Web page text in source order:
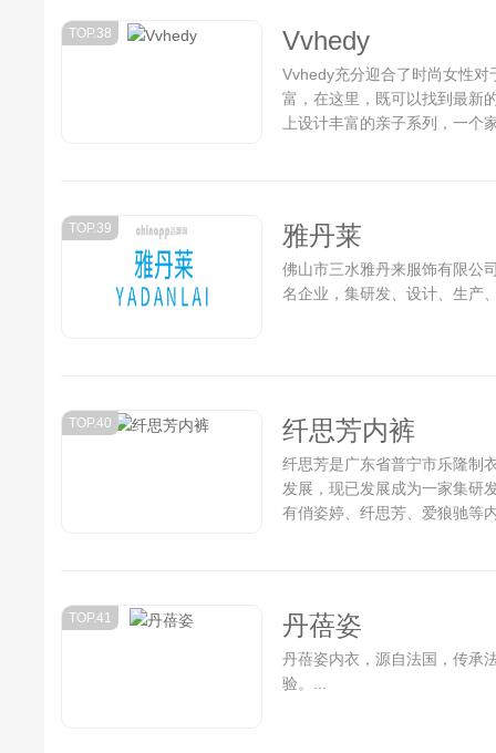
TOP.38 Vvhedy
Vvhedy充分迎合了时尚女性
富，在这里，既可以找到最新
上设计丰富的亲子系列，一个
TOP.39 雅丹莱
佛山市三水雅丹来服饰有限公
名企业，集研发、设计、生产
TOP.40 纤思芳内裤
纤思芳是广东省普宁市乐隆制
发展，现已发展成为一家集研
有俏姿婷、纤思芳、爱狼驰等
TOP.41 丹蓓姿
丹蓓姿内衣，源自法国，传承
验。...